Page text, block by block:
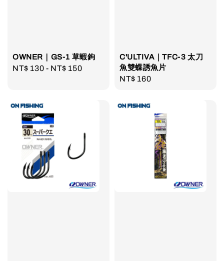
OWNER｜GS-1 草蝦鉤
Regular
NT$ 130 - NT$ 150
C'ULTIVA｜TFC-3 太刀
魚雙蝶誘魚片
Regular
NT$ 160